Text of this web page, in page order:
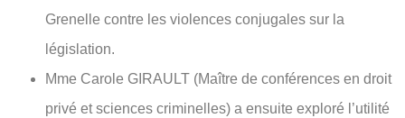
Grenelle contre les violences conjugales sur la
législation.
Mme Carole GIRAULT (Maître de conférences en droit
privé et sciences criminelles) a ensuite exploré l’utilité